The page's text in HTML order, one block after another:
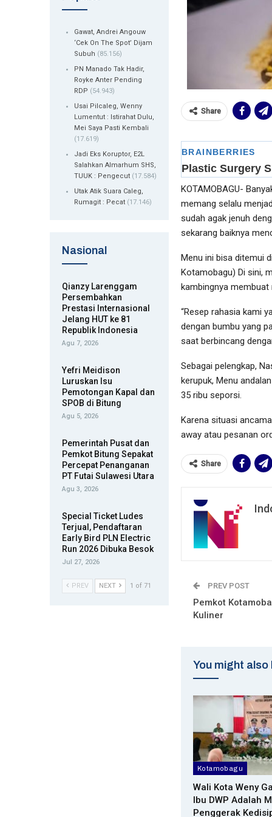
Share
KOTAMOBAGU-
memang selalu
sudah agak jenuh
sekarang baiknya
Menu ini bisa ditemui
Kotamobagu) Di sini,
kambingnya membuat
“Resep rahasia kami
dengan bumbu yang
saat berbincang
Sebagai pelengkap,
kerupuk, Menu
35 ribu seporsi.
Karena situasi
away atau pesanan
Share
PREV POST
Pemkot
Kuliner
You might also
Kotamobagu
Wali Kota Weny
Ibu DWP Adalah
Penggerak
Gawat, Andrei Angouw
‘Cek On The Spot’ Dijam
Subuh (85.156)
PN Manado Tak Hadir,
Royke Anter Pending
RDP (54.943)
Usai Pilcaleg, Wenny
Lumentut : Istirahat Dulu,
Mei Saya Pasti Kembali
(17.619)
Jadi Eks Koruptor, E2L
Salahkan Almarhum SHS,
TUUK : Pengecut (17.584)
Utak Atik Suara Caleg,
Rumagit : Pecat (17.146)
Nasional
Qianzy Larenggam
Persembahkan
Prestasi Internasional
Jelang HUT ke 81
Republik Indonesia
Agu 7, 2026
Yefri Meidison
Luruskan Isu
Pemotongan Kapal dan
SPOB di Bitung
Agu 5, 2026
Pemerintah Pusat dan
Pemkot Bitung Sepakat
Percepat Penanganan
PT Futai Sulawesi Utara
Agu 3, 2026
Special Ticket Ludes
Terjual, Pendaftaran
Early Bird PLN Electric
Run 2026 Dibuka Besok
Jul 27, 2026
PREV NEXT 1 of 71